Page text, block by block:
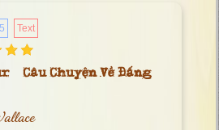
Text
– Câu Chuyện Về Đấng